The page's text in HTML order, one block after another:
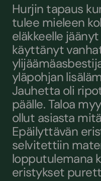
Hurjin tapaus
tulee mieleen
eläkkeelle
käyttänyt
yläpohjan
Jauhetta oli
päälle. Taloa
ollut asiasta
Epäilyttävän
selvitettiin
lopputulemana
eristykset